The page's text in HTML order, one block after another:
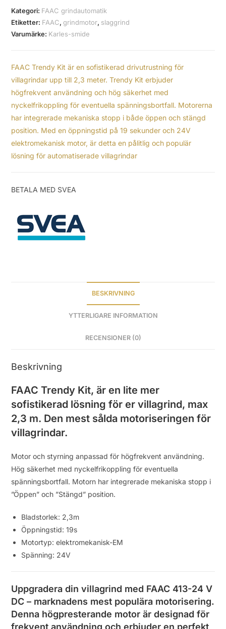
Kategori: FAAC grindautomatik
Etiketter: FAAC,grindmotor, slaggrind
Varumärke: Karles-smide
FAAC Trendy Kit är en sofistikerad drivutrustning för
villagrindar upp till 2,3 meter. Trendy Kit erbjuder
högfrekvent användning och hög säkerhet med
nyckelfrikoppling för eventuella spänningsbortfall. Motorerna
har integrerade mekaniska stopp i både öppen och stängd
position. Med en öppningstid på 19 sekunder och 24V
elektromekanisk motor, är detta en pålitlig och populär
lösning för automatiserade villagrindar
BETALA MED SVEA
BESKRIVNING
YTTERLIGARE INFORMATION
RECENSIONER (0)
Beskrivning
FAAC Trendy Kit, är en lite mer
sofistikerad lösning för er villagrind, max
2,3 m. Den mest sålda motoriseringen för
villagrindar.
Motor och styrning anpassad för högfrekvent användning.
Hög säkerhet med nyckelfrikoppling för eventuella
spänningsbortfall. Motorn har integrerade mekaniska stopp i
”Öppen” och ”Stängd” position.
Bladstorlek: 2,3m
Öppningstid: 19s
Motortyp: elektromekanisk-EM
Spänning: 24V
Uppgradera din villagrind med FAAC 413-24 V
DC – marknadens mest populära motorisering.
Denna högpresterande motor är designad för
frekvent användning och erbjuder en perfekt